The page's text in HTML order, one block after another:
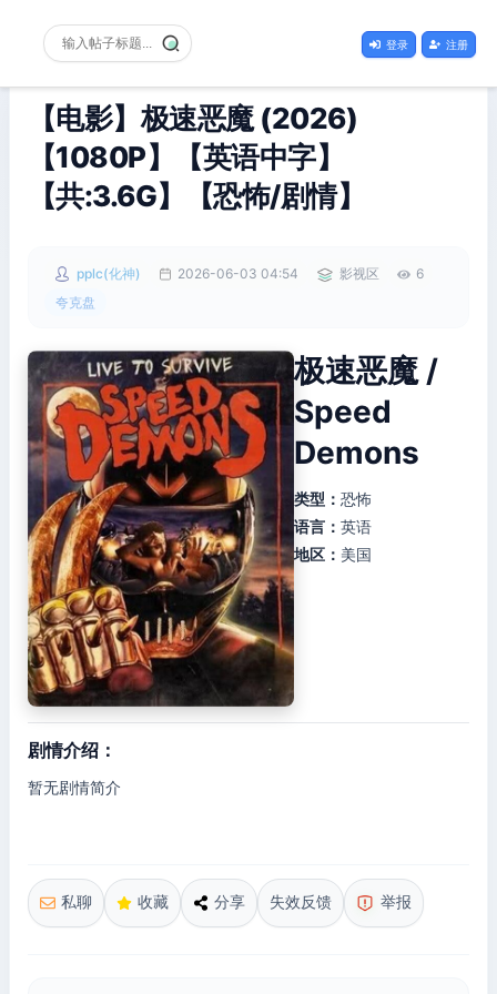
登录 注册
【电影】极速恶魔 (2026)
【1080P】【英语中字】
【共:3.6G】【恐怖/剧情】
pplc(化神) 2026-06-03 04:54 影视区
6
夸克盘
极速恶魔 /
Speed
Demons
类型： 恐怖
语言： 英语
地区： 美国
剧情介绍：
暂无剧情简介
私聊 收藏 分享 失效反馈 举报